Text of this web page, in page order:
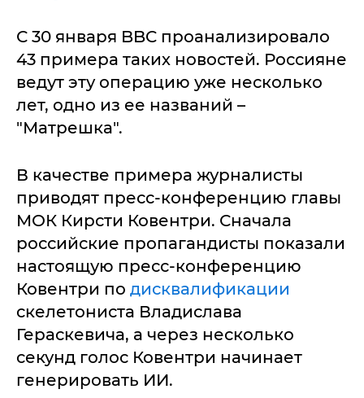
С 30 января BBC проанализировало
43 примера таких новостей. Россияне
ведут эту операцию уже несколько
лет, одно из ее названий –
"Матрешка".
В качестве примера журналисты
приводят пресс-конференцию главы
МОК Кирсти Ковентри. Сначала
российские пропагандисты показали
настоящую пресс-конференцию
Ковентри по дисквалификации
скелетониста Владислава
Гераскевича, а через несколько
секунд голос Ковентри начинает
генерировать ИИ.